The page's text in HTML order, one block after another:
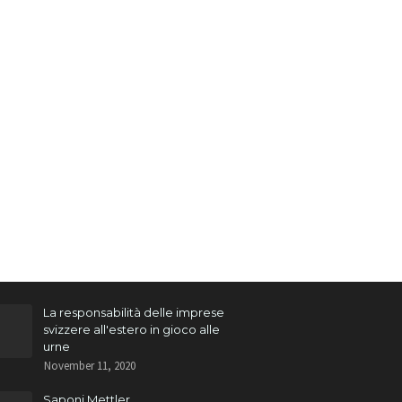
La responsabilità delle imprese
svizzere all'estero in gioco alle
urne
November 11, 2020
Saponi Mettler